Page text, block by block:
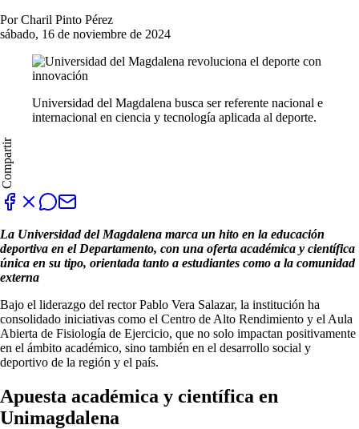
Por Charil Pinto Pérez
sábado, 16 de noviembre de 2024
Universidad del Magdalena busca ser referente nacional e
internacional en ciencia y tecnología aplicada al deporte.
Compartir
La Universidad del Magdalena marca un hito en la educación
deportiva en el Departamento, con una oferta académica y científica
única en su tipo, orientada tanto a estudiantes como a la comunidad
externa
Bajo el liderazgo del rector Pablo Vera Salazar, la institución ha
consolidado iniciativas como el Centro de Alto Rendimiento y el Aula
Abierta de Fisiología de Ejercicio, que no solo impactan positivamente
en el ámbito académico, sino también en el desarrollo social y
deportivo de la región y el país.
Apuesta académica y científica en
Unimagdalena